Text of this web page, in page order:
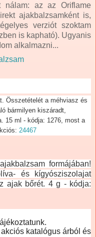
nálam: az az Oriflame
ajakbalzsamként is,
verziót szoktam
is kapható). Ugyanis
alkalmazni...
Összetételét a méhviasz és
bármilyen kiszáradt,
15 ml - kódja: 1276, most a
24467
formájában!
és kígyósziszolajat
ajak bőrét. 4 g - kódja:
katalógus árból és